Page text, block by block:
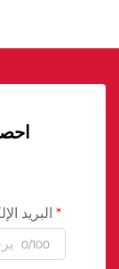
البريد
0/100